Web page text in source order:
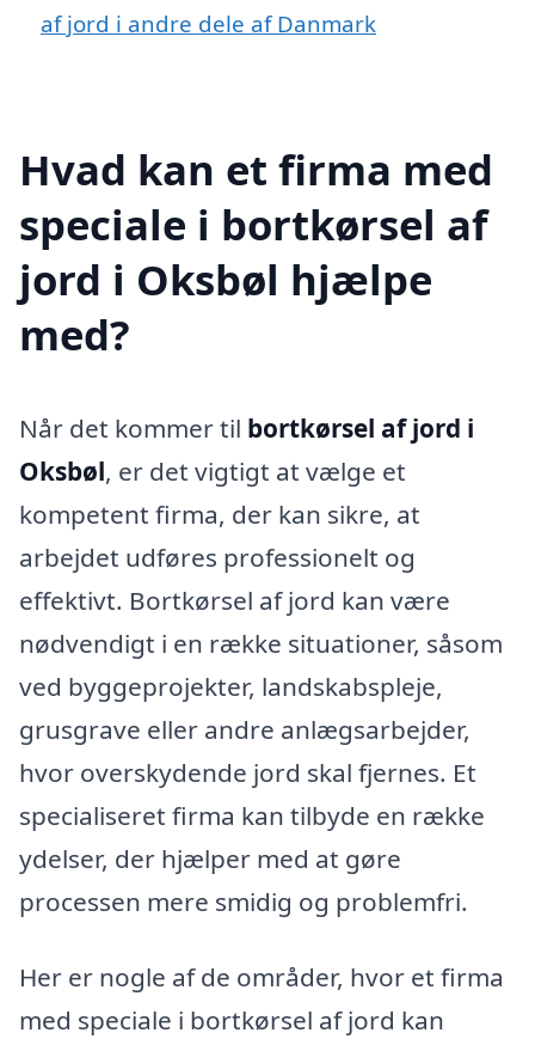
af jord i andre dele af Danmark
Hvad kan et firma med
speciale i bortkørsel af
jord i Oksbøl hjælpe
med?
Når det kommer til bortkørsel af jord i
Oksbøl, er det vigtigt at vælge et
kompetent firma, der kan sikre, at
arbejdet udføres professionelt og
effektivt. Bortkørsel af jord kan være
nødvendigt i en række situationer, såsom
ved byggeprojekter, landskabspleje,
grusgrave eller andre anlægsarbejder,
hvor overskydende jord skal fjernes. Et
specialiseret firma kan tilbyde en række
ydelser, der hjælper med at gøre
processen mere smidig og problemfri.
Her er nogle af de områder, hvor et firma
med speciale i bortkørsel af jord kan